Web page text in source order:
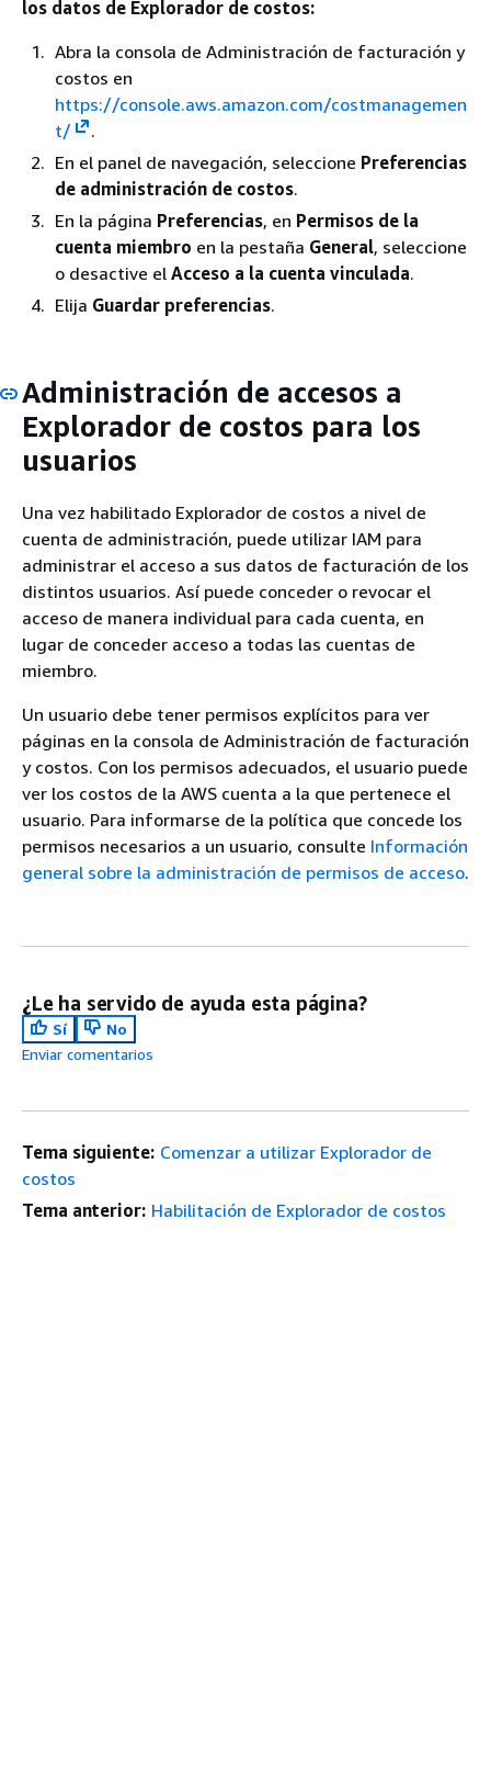
los datos de Explorador de costos:
Abra la consola de Administración de facturación y
costos en
https://console.aws.amazon.com/costmanagemen
t/
.
En el panel de navegación, seleccione Preferencias
de administración de costos.
En la página Preferencias, en Permisos de la
cuenta miembro en la pestaña General, seleccione
o desactive el Acceso a la cuenta vinculada.
Elija Guardar preferencias.
Administración de accesos a
Explorador de costos para los
usuarios
Una vez habilitado Explorador de costos a nivel de
cuenta de administración, puede utilizar IAM para
administrar el acceso a sus datos de facturación de los
distintos usuarios. Así puede conceder o revocar el
acceso de manera individual para cada cuenta, en
lugar de conceder acceso a todas las cuentas de
miembro.
Un usuario debe tener permisos explícitos para ver
páginas en la consola de Administración de facturación
y costos. Con los permisos adecuados, el usuario puede
ver los costos de la AWS cuenta a la que pertenece el
usuario. Para informarse de la política que concede los
permisos necesarios a un usuario, consulte Información
general sobre la administración de permisos de acceso.
¿Le ha servido de ayuda esta página?
Sí
No
Enviar comentarios
Tema siguiente: Comenzar a utilizar Explorador de
costos
Tema anterior: Habilitación de Explorador de costos